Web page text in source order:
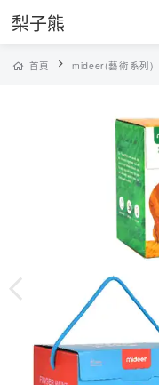
梨子熊
首頁 mideer(藝術系列)